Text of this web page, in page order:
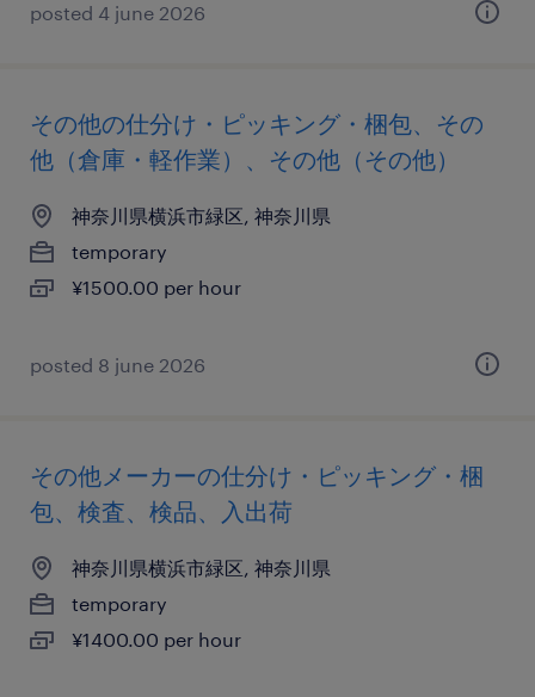
posted 4 june 2026
その他の仕分け・ピッキング・梱包、その
他（倉庫・軽作業）、その他（その他）
神奈川県横浜市緑区, 神奈川県
temporary
¥1500.00 per hour
posted 8 june 2026
その他メーカーの仕分け・ピッキング・梱
包、検査、検品、入出荷
神奈川県横浜市緑区, 神奈川県
temporary
¥1400.00 per hour